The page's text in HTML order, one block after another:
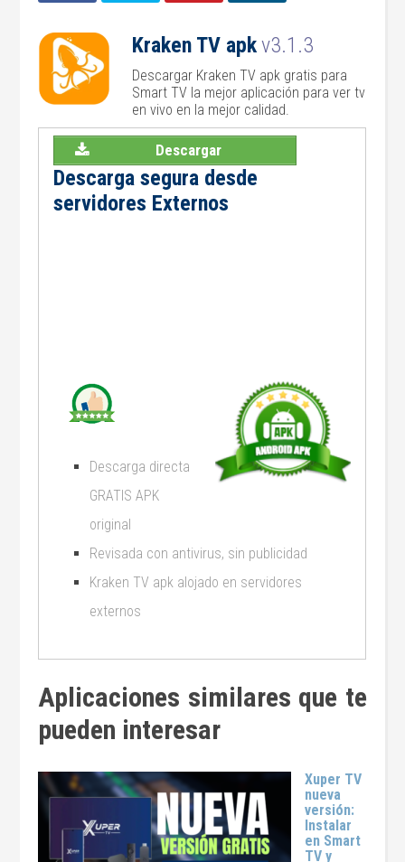
Kraken TV apkv3.1.3
Descargar Kraken TV apk gratis para
Smart TV la mejor aplicación para ver tv
en vivo en la mejor calidad.
Descargar
Descarga segura desde
servidores Externos
Descarga directa
GRATIS APK
original
Revisada con antivirus, sin publicidad
Kraken TV apk alojado en servidores
externos
Aplicaciones similares que te
pueden interesar
Xuper TV
nueva
versión:
Instalar
en Smart
TV y